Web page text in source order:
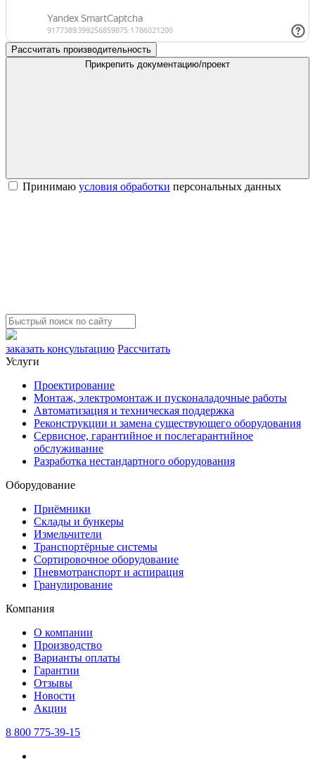
Рассчитать производительность
Прикрепить документацию/проект
Принимаю условия обработки персональных данных
заказать консультацию Рассчитать
Услуги
Проектирование
Монтаж, электромонтаж и пусконаладочные работы
Автоматизация и техническая поддержка
Реконструкции и замена существующего оборудования
Сервисное, гарантийное и послегарантийное
обслуживание
Разработка нестандартного оборудования
Оборудование
Приёмники
Склады и бункеры
Измельчители
Транспортёрные системы
Сортировочное оборудование
Пневмотранспорт и аспирация
Гранулирование
Компания
О компании
Производство
Варианты оплаты
Гарантии
Отзывы
Новости
Акции
8 800 775-39-15